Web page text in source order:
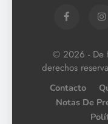
© 2026 - De
derechos
Contacto
Notas De